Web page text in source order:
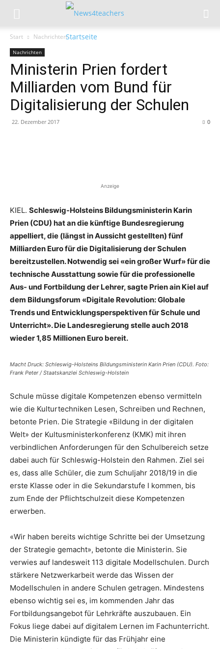
Start Nachrichten
Nachrichten
Ministerin Prien fordert
Milliarden vom Bund für
Digitalisierung der Schulen
22. Dezember 2017 0
Anzeige
KIEL. Schleswig-Holsteins Bildungsministerin Karin
Prien (CDU) hat an die künftige Bundesregierung
appelliert, die (längst in Aussicht gestellten) fünf
Milliarden Euro für die Digitalisierung der Schulen
bereitzustellen. Notwendig sei «ein großer Wurf» für die
technische Ausstattung sowie für die professionelle
Aus- und Fortbildung der Lehrer, sagte Prien ain Kiel auf
dem Bildungsforum «Digitale Revolution: Globale
Trends und Entwicklungsperspektiven für Schule und
Unterricht». Die Landesregierung stelle auch 2018
wieder 1,85 Millionen Euro bereit.
Macht Druck: Schleswig-Holsteins Bildungsministerin Karin Prien (CDU). Foto:
Frank Peter / Staatskanzlei Schleswig-Holstein
Schule müsse digitale Kompetenzen ebenso vermitteln
wie die Kulturtechniken Lesen, Schreiben und Rechnen,
betonte Prien. Die Strategie «Bildung in der digitalen
Welt» der Kultusministerkonferenz (KMK) mit ihren
verbindlichen Anforderungen für den Schulbereich setze
dabei auch für Schleswig-Holstein den Rahmen. Ziel sei
es, dass alle Schüler, die zum Schuljahr 2018/19 in die
erste Klasse oder in die Sekundarstufe I kommen, bis
zum Ende der Pflichtschulzeit diese Kompetenzen
erwerben.
«Wir haben bereits wichtige Schritte bei der Umsetzung
der Strategie gemacht», betonte die Ministerin. Sie
verwies auf landesweit 113 digitale Modellschulen. Durch
stärkere Netzwerkarbeit werde das Wissen der
Modellschulen in andere Schulen getragen. Mindestens
ebenso wichtig sei es, im kommenden Jahr das
Fortbildungsangebot für Lehrkräfte auszubauen. Ein
Fokus liege dabei auf digitalem Lernen im Fachunterricht.
Die Ministerin kündigte für das Frühjahr eine